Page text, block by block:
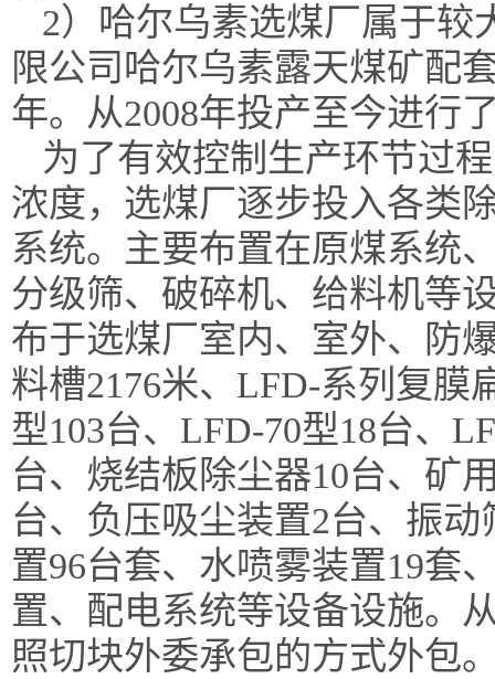
2）哈尔乌素选煤厂属于较
限公司哈尔乌素露天煤矿配
年。从2008年投产至今进行
为了有效控制生产环节过
浓度，选煤厂逐步投入各类
系统。主要布置在原煤系统
分级筛、破碎机、给料机等
布于选煤厂室内、室外、防
料槽2176米、LFD-系列复膜
型103台、LFD-70型18台、
台、烧结板除尘器10台、矿
台、负压吸尘装置2台、振
置96台套、水喷雾装置19套
置、配电系统等设备设施。
照切块外委承包的方式外包